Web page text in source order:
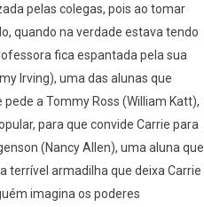
pelas colegas, pois ao tomar
quando na verdade estava tendo
fica espantada pela sua
Irving), uma das alunas que
a Tommy Ross (William Katt),
para que convide Carrie para
(Nancy Allen), uma aluna que
terrível armadilha que deixa Carrie
imagina os poderes